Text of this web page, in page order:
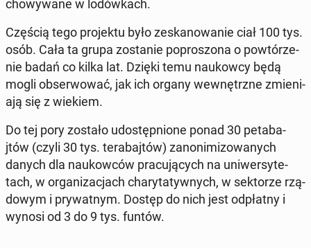
chowywane w lodówkach.
Częścią tego pro­jek­tu było zeskanowanie ciał 100 tys.
osób. Cała ta grupa zostanie popros­zona o powtórze­
nie badań co kilka lat. Dzięki temu naukow­cy będą
mogli ob­ser­wować, jak ich organy wewnętrzne zmieni­
a­ją się z wiekiem.
Do tej pory zostało udostęp­nione ponad 30 petaba­
jtów (czyli 30 tys. ter­aba­jtów) zanon­i­mi­zowanych
danych dla naukow­ców pracu­ją­cych na uni­w­er­syte­
tach, w or­ga­ni­za­c­jach chary­taty­wnych, w sek­torze rzą­
dowym i pry­wat­nym. Dostęp do nich jest odpłat­ny i
wynosi od 3 do 9 tys. funtów.